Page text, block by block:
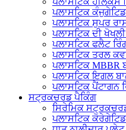
ਪਲਾਸਟਿਕ
ਪਲਾਸਟਿਕ ਸੁਪਰ
ਪਲਾਸਟਿਕ ਦੀ
ਪਲਾਸਟਿਕ ਫਲੈਟ
ਪਲਾਸਟਿਕ ਤਰਲ
ਪਲਾਸਟਿਕ MBBR
ਪਲਾਸਟਿਕ ਇਗਲ
ਪਲਾਸਟਿਕ ਪੈਂਟਾਗਨ
ਸਟ੍ਰਕਚਰਡ ਪੈਕਿੰਗ
ਸਿਰੇਮਿਕ
ਪਲਾਸਟਿਕ